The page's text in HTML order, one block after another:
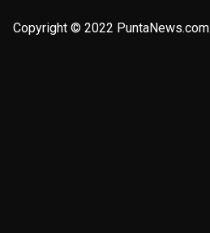
Copyright © 2022